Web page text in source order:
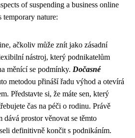
of suspending a business online
nature:
ačkoliv může znít jako zásadní
nástroj, který podnikatelům
měnící se podmínky. Dočasné
metodou přináší řadu výhod a otevírá
Představte si, že máte sen, který
čas na péči o rodinu. Právě
dává prostor věnovat se těmto
definitivně končit s podnikáním.